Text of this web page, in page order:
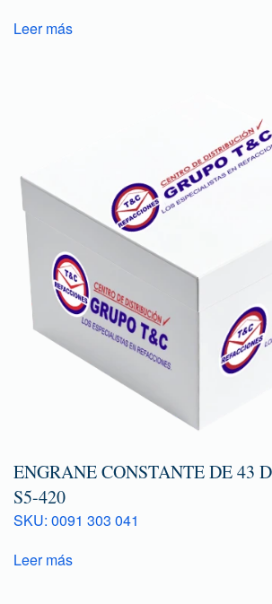
Leer más
ENGRANE CONSTANTE DE 43
S5-420
SKU: 0091 303 041
Leer más